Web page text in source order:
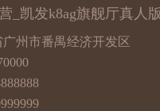
_凯发k8ag旗舰厅真人版
州市番禺经济开发区